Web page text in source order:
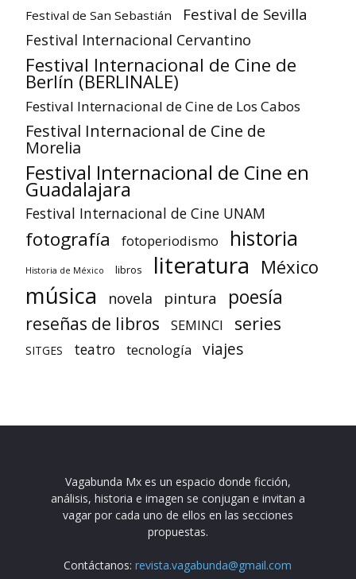
Festival de San Sebastián Festival de Sevilla
Festival Internacional Cervantino
Festival Internacional de Cine de
Berlín (BERLINALE)
Festival Internacional de Cine de Los Cabos
Festival Internacional de Cine de
Morelia
Festival Internacional de Cine en
Guadalajara
Festival Internacional de Cine UNAM
fotografía fotoperiodismo historia
Historia de México libros literatura México
música novela pintura poesía
reseñas de libros SEMINCI series
SITGES teatro tecnología viajes
Vagabunda Mx es un espacio donde ficción,
análisis, historia e imagen se conjugan e invitan a
vagar por cada uno de ellos en las secciones
propuestas.
Contáctanos:revista.vagabunda@gmail.com